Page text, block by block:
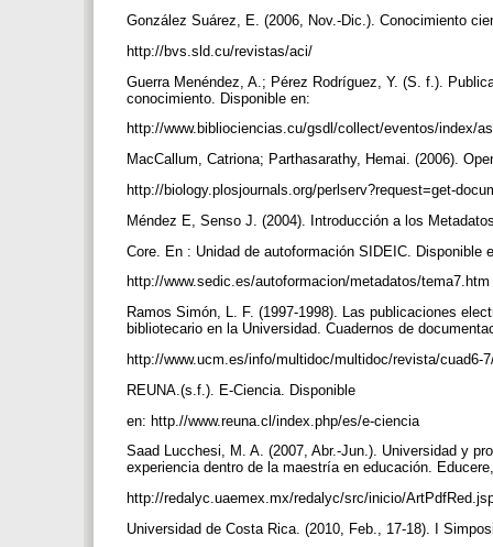
González Suárez, E. (2006, Nov.-Dic.). Conocimiento
http://bvs.sld.cu/revistas/aci/
Guerra Menéndez, A.; Pérez Rodríguez, Y. (S. f.).
conocimiento. Disponible en:
http://www.bibliociencias.cu/gsdl/collect/eventos/index/
MacCallum, Catriona; Parthasarathy, Hemai. (2006).
http://biology.plosjournals.org/perlserv?request=get-
Méndez E, Senso J. (2004). Introducción a los
Core. En : Unidad de autoformación SIDEIC. Disponible
http://www.sedic.es/autoformacion/metadatos/tema7.htm
Ramos Simón, L. F. (1997-1998). Las publicaciones
bibliotecario en la Universidad. Cuadernos de
http://www.ucm.es/info/multidoc/multidoc/revista/cuad6-
REUNA.(s.f.). E-Ciencia. Disponible
en: http.//www.reuna.cl/index.php/es/e-ciencia
Saad Lucchesi, M. A. (2007, Abr.-Jun.). Universidad y
experiencia dentro de la maestría en educación.
http://redalyc.uaemex.mx/redalyc/src/inicio/
Universidad de Costa Rica. (2010, Feb., 17-18). I